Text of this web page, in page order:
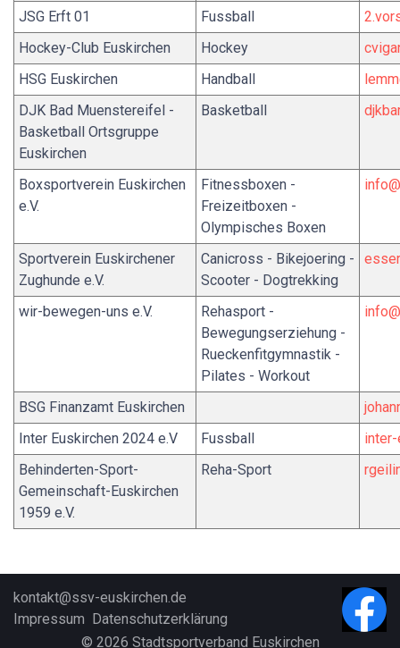
JSG Erft 01
Fussball
Hockey-Club Euskirchen
Hockey
HSG Euskirchen
Handball
DJK Bad Muenstereifel -
Basketball Ortsgruppe
Euskirchen
Basketball
Boxsportverein Euskirchen
e.V.
Fitnessboxen -
Freizeitboxen -
Olympisches Boxen
Sportverein Euskirchener
Zughunde e.V.
Canicross - Bikejoering -
Scooter - Dogtrekking
wir-bewegen-uns e.V.
Rehasport -
Bewegungserziehung -
Rueckenfitgymnastik -
Pilates - Workout
BSG Finanzamt Euskirchen
Inter Euskirchen 2024 e.V
Fussball
Behinderten-Sport-
Gemeinschaft-Euskirchen
1959 e.V.
Reha-Sport
kontakt@ssv-euskirchen.de
Impressum
Datenschutzerklärung
© 2026 Stadtsportverband Euskirchen